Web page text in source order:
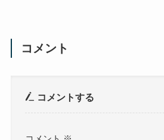
コメント
コメントする